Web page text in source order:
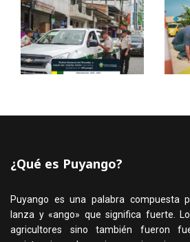
¿Qué es Puyango?
Puyango es una palabra compuesta
lanza y «ango» que significa fuerte.
agricultores sino también fueron